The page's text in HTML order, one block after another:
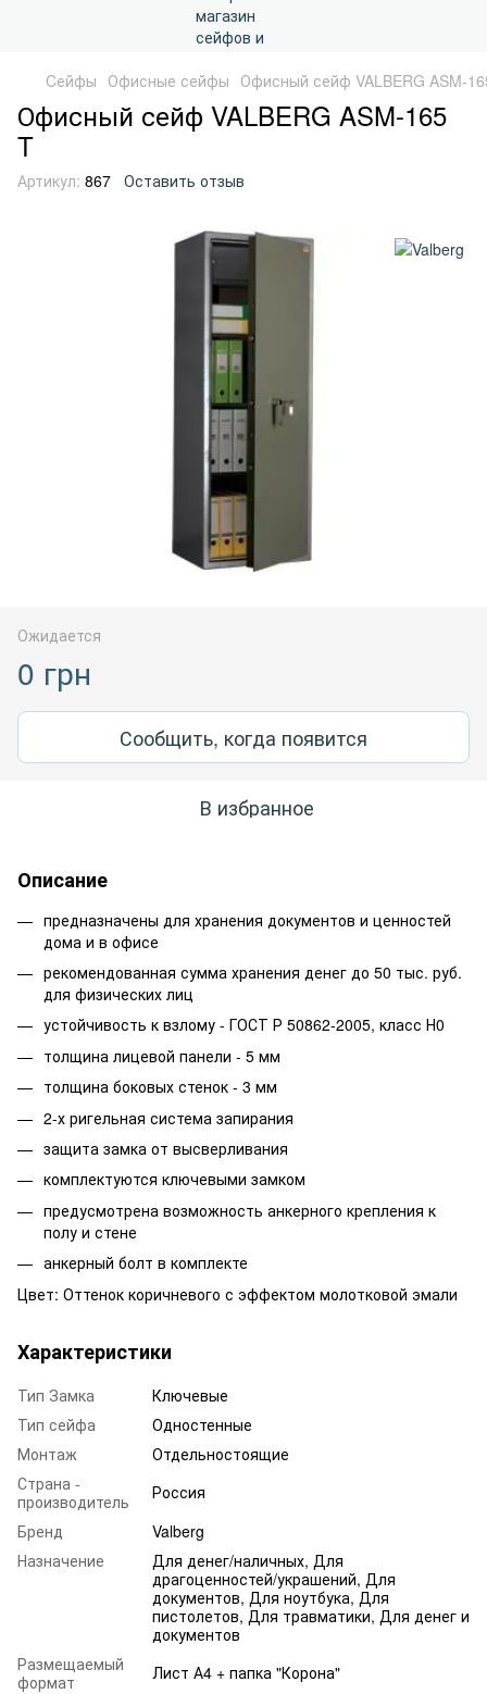
Cейфы Офисные сейфы Офисный сейф VALBERG ASM-
Офисный сейф VALBERG ASM-165
T
Артикул: 867 Оставить отзыв
Ожидается
0 грн
Сообщить, когда появится
В избранное
Описание
предназначены для хранения документов и ценностей
дома и в офисе
рекомендованная сумма хранения денег до 50 тыс. руб.
для физических лиц
устойчивость к взлому - ГОСТ Р 50862-2005, класс Н0
толщина лицевой панели - 5 мм
толщина боковых стенок - 3 мм
2-х ригельная система запирания
защита замка от высверливания
комплектуются ключевыми замком
предусмотрена возможность анкерного крепления к
полу и стене
анкерный болт в комплекте
Цвет: Оттенок коричневого с эффектом молотковой эмали
Характеристики
Тип Замка
Ключевые
Тип сейфа
Одностенные
Монтаж
Отдельностоящие
Страна -
производитель
Россия
Бренд
Valberg
Назначение
Для денег/наличных, Для
драгоценностей/украшений, Для
документов, Для ноутбука, Для
пистолетов, Для травматики, Для денег и
документов
Размещаемый
формат
Лист А4 + папка "Корона"